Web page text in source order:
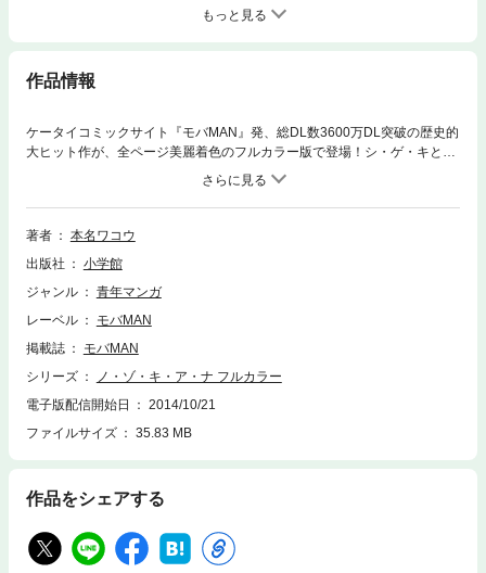
もっと見る
作品情報
ケータイコミックサイト『モバMAN』発、総DL数3600万DL突破の歴史的
大ヒット作が、全ページ美麗着色のフルカラー版で登場！シ・ゲ・キと
カ・イ・カ・ンがジェットコースターのように次々と迫る！
著者
本名ワコウ
出版社
小学館
ジャンル
青年マンガ
レーベル
モバMAN
掲載誌
モバMAN
シリーズ
ノ・ゾ・キ・ア・ナ フルカラー
電子版配信開始日
2014/10/21
ファイルサイズ
35.83 MB
作品をシェアする